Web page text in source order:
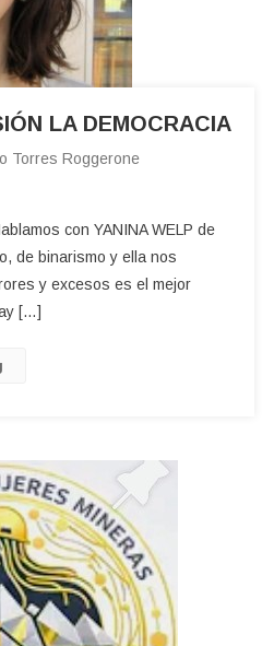
LA DEMOCRACIA
Torres Roggerone
con YANINA WELP de
de binarismo y ella nos
y excesos es el mejor
[…]